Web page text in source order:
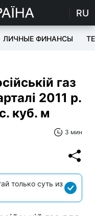
RU
ЛИЧНЫЕ ФИНАНСЫ
газ
2011 р.
куб. м
3 мин
только суть из